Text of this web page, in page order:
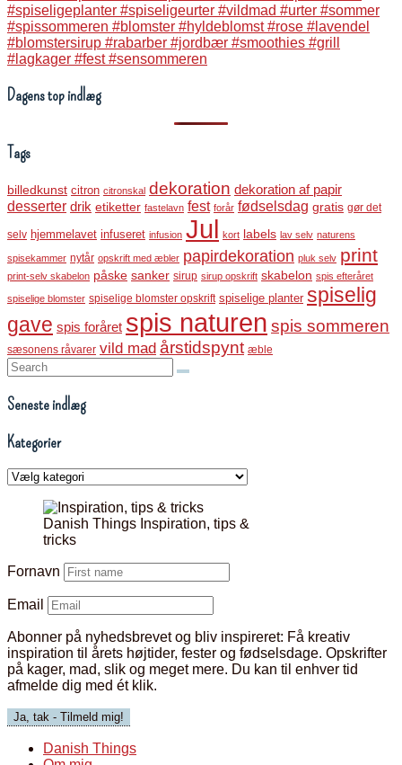
Dagens top indlæg
Tags
billedkunst citron citronskal dekoration dekoration af papir
desserter drik etiketter fastelavn fest forår fødselsdag gratis gør det
selv hjemmelavet infuseret infusion Jul kort labels lav selv naturens
spisekammer nytår opskrift med æbler papirdekoration pluk selv print
print-selv skabelon påske sanker sirup sirup opskrift skabelon spis efteråret
spiselige blomster spiselige blomster opskrift spiselige planter spiselig
gave spis foråret spis naturen spis sommeren
sæsonens råvarer vild mad årstidspynt æble
Search:
Seneste indlæg
Kategorier
Kategorier
Danish Things Inspiration, tips &
tricks
Fornavn
Email
Abonner på nyhedsbrevet og bliv inspireret: Få kreativ
inspiration til årets højtider, fester og fødselsdage. Opskrifter
på kager, mad, slik og meget mere. Du kan til enhver tid
afmelde dig med ét klik.
Danish Things